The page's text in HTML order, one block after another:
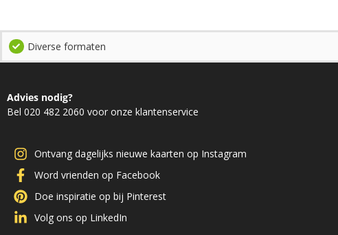
Diverse formaten
Advies nodig?
Bel 020 482 2060 voor onze klantenservice
Ontvang dagelijks nieuwe kaarten op Instagram
Word vrienden op Facebook
Doe inspiratie op bij Pinterest
Volg ons op LinkedIn